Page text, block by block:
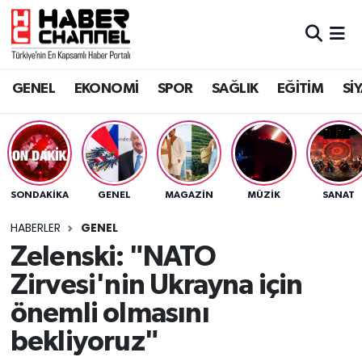
GENEL EKONOMİ SPOR SAĞLIK EĞİTİM
SONDAKIKA GENEL MAGAZİN MÜZİK SANAT
HABERLER GENEL
Zelenski: "NATO
Zirvesi'nin Ukrayna için
önemli olmasını
bekliyoruz"
GENEL
SPOR
SAĞLIK
EĞİTİM
SİYASET
MAGAZİN
Nöbetçi Eczaneler
Trafik Durumu
Süper Lig Puan Durumu ve Fikstür
Tüm Manşetler
Son Dakika Haberleri
Haber Arşivi